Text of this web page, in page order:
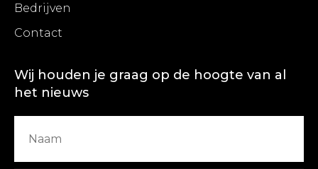
Bedrijven
Contact
Wij houden je graag op de hoogte van al
het nieuws